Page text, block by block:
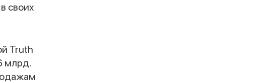
своих
Truth
млрд.